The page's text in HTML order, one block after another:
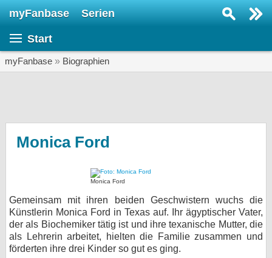
myFanbase Serien
Start
myFanbase » Biographien
Monica Ford
Monica Ford
Gemeinsam mit ihren beiden Geschwistern wuchs die
Künstlerin Monica Ford in Texas auf. Ihr ägyptischer Vater,
der als Biochemiker tätig ist und ihre texanische Mutter, die
als Lehrerin arbeitet, hielten die Familie zusammen und
förderten ihre drei Kinder so gut es ging.
Specials
SERVICE
Gewinnspiele